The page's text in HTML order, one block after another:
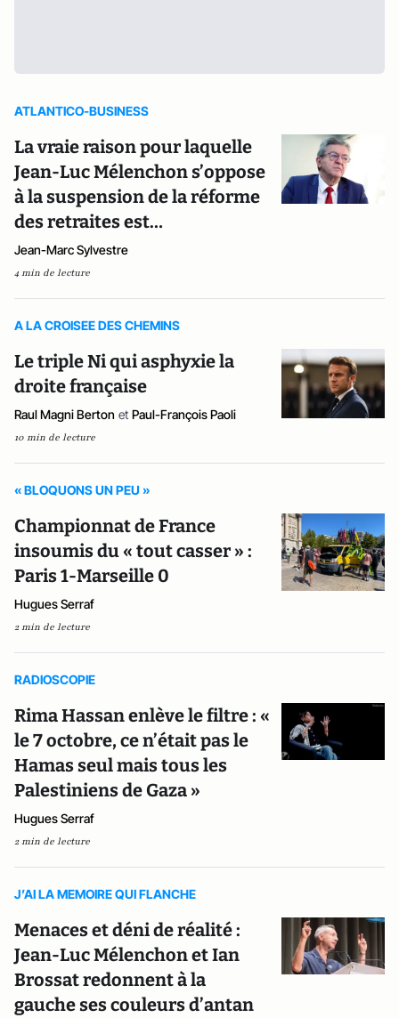
ATLANTICO-BUSINESS
La vraie raison pour laquelle
Jean-Luc Mélenchon s’oppose
à la suspension de la réforme
des retraites est…
Jean-Marc Sylvestre
4 min de lecture
A LA CROISEE DES CHEMINS
Le triple Ni qui asphyxie la
droite française
Raul Magni Berton et Paul-François Paoli
10 min de lecture
« BLOQUONS UN PEU »
Championnat de France
insoumis du « tout casser » :
Paris 1-Marseille 0
Hugues Serraf
2 min de lecture
RADIOSCOPIE
Rima Hassan enlève le filtre : «
le 7 octobre, ce n’était pas le
Hamas seul mais tous les
Palestiniens de Gaza »
Hugues Serraf
2 min de lecture
J’AI LA MEMOIRE QUI FLANCHE
Menaces et déni de réalité :
Jean-Luc Mélenchon et Ian
Brossat redonnent à la
gauche ses couleurs d’antan